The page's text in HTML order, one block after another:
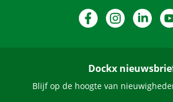
FacebookInstagram
Dockx
Blijf op de hoogte van